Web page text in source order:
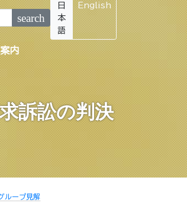
search
日
本
語
English
内
訴訟の判決
ループ見解